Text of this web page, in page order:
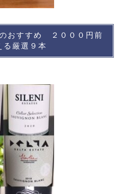
おすすめ ２０００円前
る厳選９本